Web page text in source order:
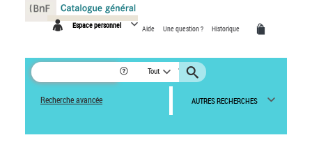
Espace personnel Aide Une question ? Historique
Tout
Recherche avancée AUTRES RECHERCHES
Panneau de gestion des cookies